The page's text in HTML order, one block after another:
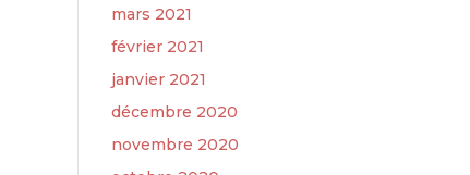
mars 2021
février 2021
janvier 2021
décembre 2020
novembre 2020